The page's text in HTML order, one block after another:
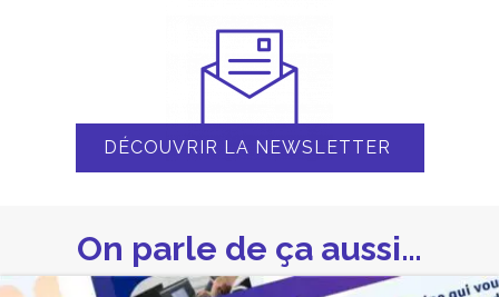
DÉCOUVRIR LA NEWSLETTER
On parle de ça aussi…